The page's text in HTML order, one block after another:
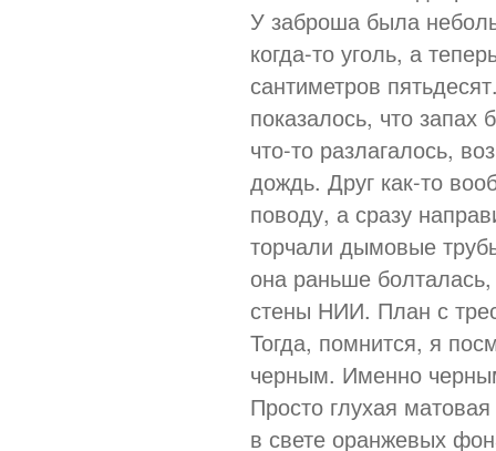
У заброша была
когда-то уголь, а
сантиметров
показалось, что
что-то разлагалось,
дождь. Друг как-то
поводу, а сразу
торчали дымовые
она раньше
стены НИИ. План с
Тогда, помнится, я
черным. Именно
Просто глухая
в свете оранжевых